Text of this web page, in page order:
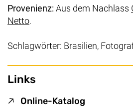
Provenienz: Aus dem Nachlass
Netto(externer Link, öffnet neues
.
Schlagwörter: Brasilien,
Links
Online-Katalog